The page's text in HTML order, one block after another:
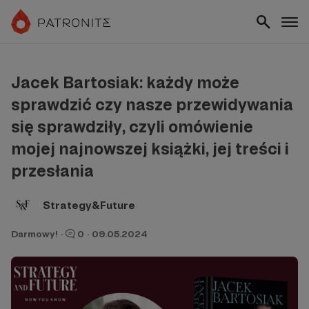
Jacek Bartosiak: każdy może
sprawdzić czy nasze przewidywania
się sprawdziły, czyli omówienie
mojej najnowszej książki, jej treści i
przesłania
Strategy&Future
Darmowy! · 0 · 09.05.2024